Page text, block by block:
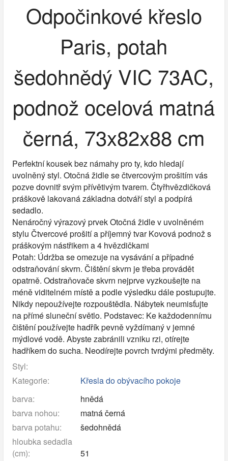
Odpočinkové křeslo
Paris, potah
šedohnědý VIC 73AC,
podnož ocelová matná
černá, 73x82x88 cm
Perfektní kousek bez námahy pro ty, kdo hledají
uvolněný styl. Otočná židle se čtvercovým prošitím vás
pozve dovnitř svým přívětivým tvarem. Čtyřhvězdičková
práškově lakovaná základna dotváří styl a podpírá
sedadlo.
Nenáročný výrazový prvek Otočná židle v uvolněném
stylu Čtvercové prošití a příjemný tvar Kovová podnož s
práškovým nástřikem a 4 hvězdičkami
Potah: Údržba se omezuje na vysávání a případné
odstraňování skvrn. Čištění skvrn je třeba provádět
opatrně. Odstraňovače skvrn nejprve vyzkoušejte na
méně viditelném místě a podle výsledku dále postupujte.
Nikdy nepoužívejte rozpouštědla. Nábytek neumisťujte
na přímé sluneční světlo. Podstavec: Ke každodennímu
čištění používejte hadřík pevně vyždímaný v jemné
mýdlové vodě. Abyste zabránili vzniku rzi, otírejte
hadříkem do sucha. Neodírejte povrch tvrdými předměty.
Styl:
Kategorie:
Křesla do obývacího pokoje
barva:
hnědá
barva nohou:
matná černá
barva potahu:
šedohnědá
hloubka sedadla
(cm):
51